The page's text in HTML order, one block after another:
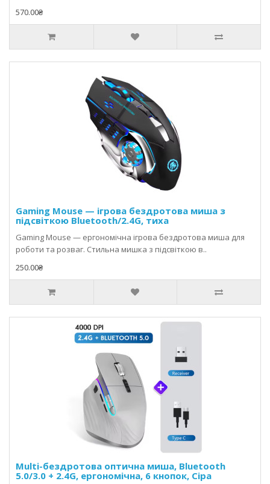
570.00₴
Gaming Mouse — ігрова бездротова миша з
підсвіткою Bluetooth/2.4G, тиха
Gaming Mouse — ергономічна ігрова бездротова миша для
роботи та розваг. Стильна мишка з підсвіткою в..
250.00₴
Multi-бездротова оптична миша, Bluetooth
5.0/3.0 + 2.4G, ергономічна, 6 кнопок, Сіра